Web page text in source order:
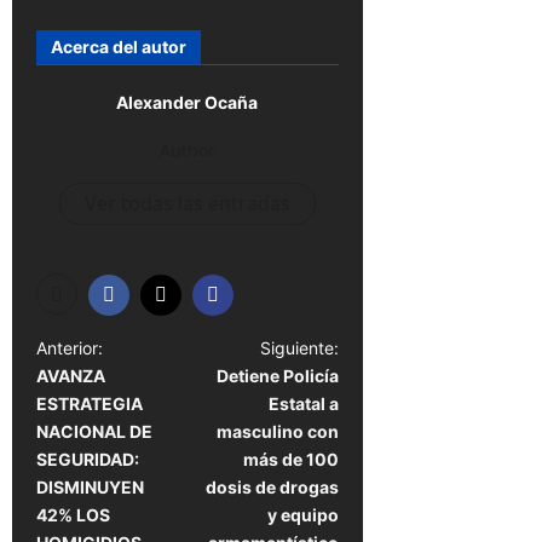
Acerca del autor
Alexander Ocaña
N
a
v
e
g
Anterior:
AVANZA
ESTRATEGIA
NACIONAL DE
SEGURIDAD:
DISMINUYEN
42% LOS
Siguiente:
Detiene Policía
Estatal a
masculino con
más de 100
dosis de drogas
y equipo